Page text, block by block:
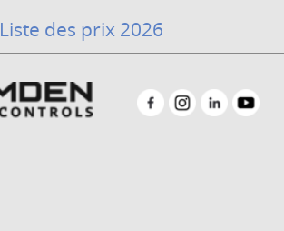
Liste des prix 2026